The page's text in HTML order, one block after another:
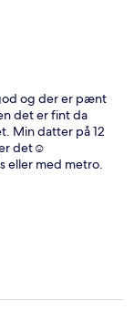
og der er pænt
det er fint da
Min datter på 12
det☺️
eller med metro.